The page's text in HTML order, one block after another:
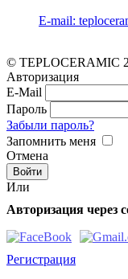
E-mail:
© TEPLOCERAMIC
Авторизация
E-Mail
Пароль
Забыли пароль?
Запомнить меня
Отмена
Или
Авторизация через
Регистрация